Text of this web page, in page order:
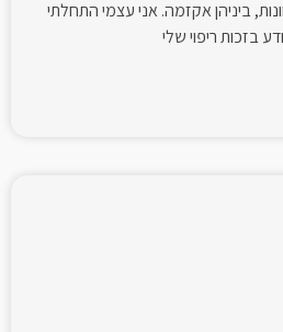
ביניהן אקזמה. אני עצמי התחלתי
בזכות ריפוי שלי